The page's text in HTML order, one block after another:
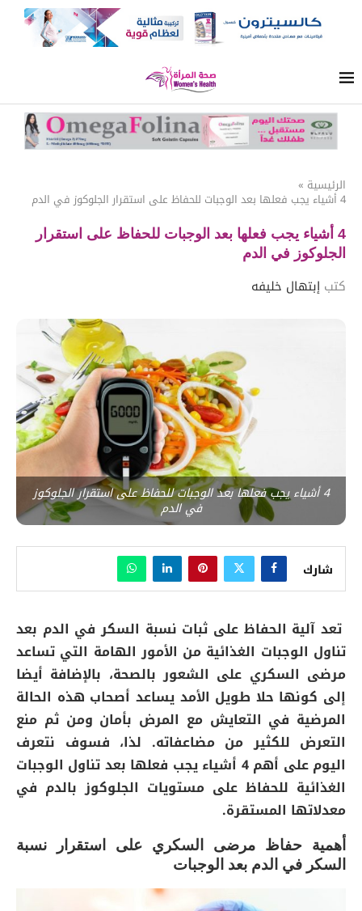
الرئيسية »
4 أشياء يجب فعلها بعد الوجبات للحفاظ على استقرار الجلوكوز في الدم
4 أشياء يجب فعلها بعد الوجبات للحفاظ على استقرار
الجلوكوز في الدم
كتب إبتهال خليفه
4 أشياء يجب فعلها بعد الوجبات للحفاظ على استقرار الجلوكوز
في الدم
شارك
تعد آلية الحفاظ على ثبات نسبة السكر في الدم بعد
تناول الوجبات الغذائية من الأمور الهامة التي تساعد
مرضى السكري على الشعور بالصحة، بالإضافة أيضا
إلى كونها حلا طويل الأمد يساعد أصحاب هذه الحالة
المرضية في التعايش مع المرض بأمان ومن ثم منع
التعرض للكثير من مضاعفاته. لذا، فسوف نتعرف
اليوم على أهم 4 أشياء يجب فعلها بعد تناول الوجبات
الغذائية للحفاظ على مستويات الجلوكوز بالدم في
معدلاتها المستقرة.
أهمية حفاظ مرضى السكري على استقرار نسبة
السكر في الدم بعد الوجبات